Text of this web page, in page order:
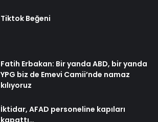
Tiktok Beğeni
Fatih Erbakan: Bir yanda ABD, bir yanda
YPG biz de Emevi Camii’nde namaz
kılıyoruz
İktidar, AFAD personeline kapıları
kapattı…